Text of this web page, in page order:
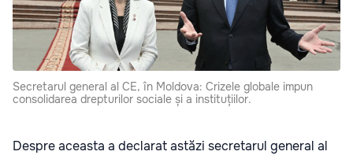
Secretarul general al CE, în Moldova: Crizele globale impun
consolidarea drepturilor sociale și a instituțiilor.
Despre aceasta a declarat astăzi secretarul general al